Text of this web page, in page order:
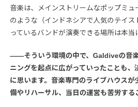
音楽は、メインストリームなポップミュ
のような（インドネシアで人気のテイス
っているバンドが演奏できる場所は本当
――そういう環境の中で、Galdiveの音
ニングを起点に広がっていったことも、
に思います。音楽専門のライブハウスが
備やリハーサル、当日の運営も苦労する